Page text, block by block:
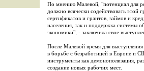
По мнению Малевой, "потенциал для
должно всячески содействовать этой
сертификатов и грантов, займов и
населения, так и поддержка системы
экономики", - заключила свое
После Малевой время для
в борьбе с безработицей в Европе и
инструменты как демонополизация,
создание новых рабочих мест.